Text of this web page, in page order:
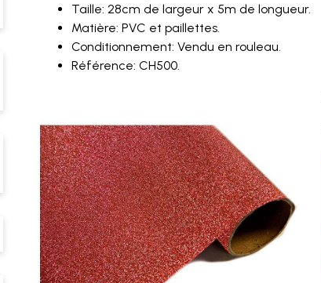
Taille: 28cm de largeur x 5m de longueur.
Matière: PVC et paillettes.
Conditionnement: Vendu en rouleau.
Référence: CH500.